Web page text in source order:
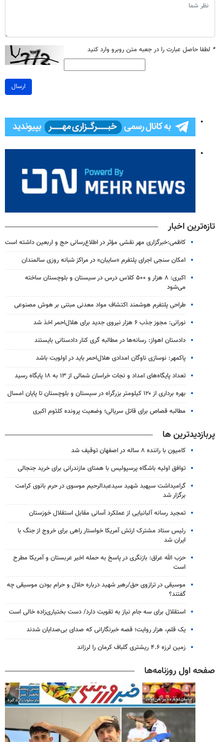
* لطفا حاصل عبارت را در جعبه متن روبرو وارد کنید
ارسال
تازه‌ترین اخبار
کاظمی:خبرگزاری مهر نقشی مؤثر در اطلاع‌رسانی حج و اربعین داشته است
امکان سنجی اجرای پلتفرم «سایبان» در مراکز شبانه روزی سالمندان
اکبری: ۸ هزار و ۵۰۰ کلاس درس در سیستان و بلوچستان ساخته
می‌شود
طراحی پلتفرم هوشمند اکتشاف مواد معدنی مبتنی بر هوش مصنوعی
نورانی: مجوز جذب ۶ هزار نیروی جدید برای هلال‌احمر اخذ شد
دادستان اهواز: رسانه‌ها در مطالبه گری کنار دادستانی بایستند
پاکمهر: نوسازی ناوگان امدادی هلال‌احمر باید در اولویت باشد
تعداد پایگاه‌های امداد و نجات خراسان شمالی از ۱۳ به ۱۸ پایگاه رسید
بهره برداری از ۱۲۰ کیلومتر بزرگراه در سیستان و بلوچستان تا پایان امسال
مطالبه قصاص برای قاتل سریالی؛ وضعیت پرونده کلثوم اکبری
پربازدیدترین ها
کامیون با راننده ۸ ساله در اصفهان توقیف شد
توافق اولیه باشگاه پرسپولیس با همتای مازندرانی برای خرید جنجالی
گرامیداشت سپهبد شهید سیدعبدالرحیم موسوی در حرم بانوی کرامت
برگزار شد
تمجید رسانه آلبانیایی از عملکرد آسانی مقابل استقلال خوزستان
رئیس ستاد مشترک ارتش آمریکا خواستار راهی برای خروج از جنگ با
ایران شد
حزب الله عراق: بازنگری در پاسخ به حمله اخیر عربستان و آمریکا مطرح
است
موسیقی در ترازوی حق/رهبر شهید درباره حلال و حرام بودن موسیقی چه
گفتند؟
استقلال برای سه جام نیاز به تقویت دارد/ دست بختیاری‌زاده خالی است
یک قلم، هزار روایت؛ قصه خبرنگارانی که صدای بی‌صدایان شدند
زمین لرزه ۴.۶ ریشتری گلباف کرمان را لرزاند
صفحه اول روزنامه‌ها